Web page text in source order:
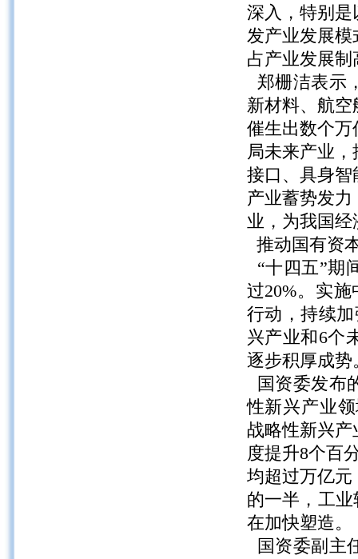
深入，特别
发产业发展
占产业发展制
郑栅洁表示
新材料、航
催生出数个
局未来产业
接口、具身
产业蓄势发
业，为我国
推动国有资
“十四五”期
过20%。实
行动，持续
兴产业和6个
逐步积厚成势
国资委发布
性新兴产业
战略性新兴
度提升8个百
均超过万亿
的一半，工
在加快塑造。
国资委副主